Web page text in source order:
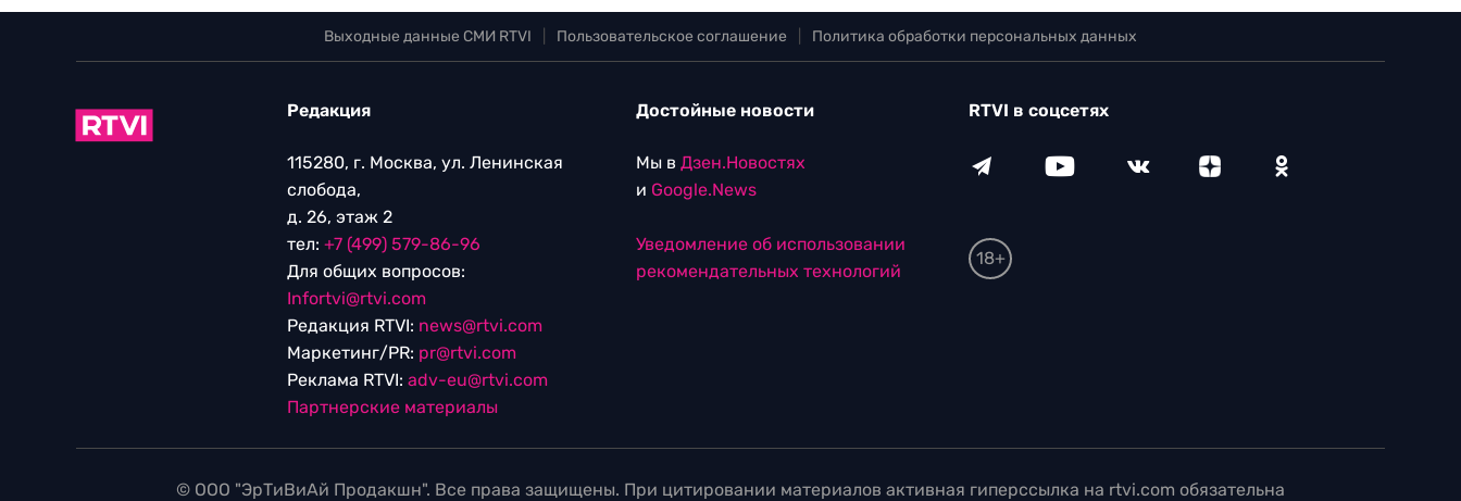
Выходные данные СМИ RTVI Пользовательское соглашение Политика обработки персональных данных
Редакция
115280, г. Москва, ул. Ленинская
слобода,
д. 26, этаж 2
тел: +7 (499) 579-86-96
Для общих вопросов:
Infortvi@rtvi.com
Редакция RTVI: news@rtvi.com
Маркетинг/PR: pr@rtvi.com
Реклама RTVI: adv-eu@rtvi.com
Партнерские материалы
Достойные новости
Мы в Дзен.Новостях
и Google.News
Уведомление об использовании
рекомендательных технологий
RTVI в соцсетях
18+
© ООО "ЭрТиВиАй Продакшн". Все права защищены. При цитировании материалов активная гиперссылка на rtvi.com обязательна